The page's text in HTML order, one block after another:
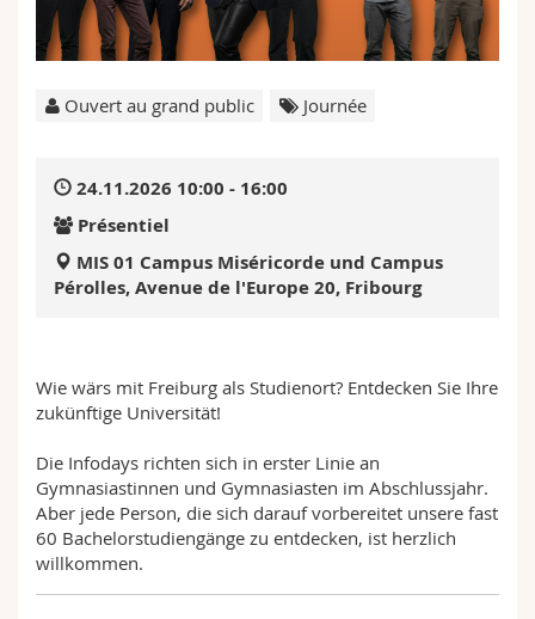
Sciences et médecine
Collaborateurs
Webmail
Ouvert au grand public Journée
24.11.2026 10:00 - 16:00
Présentiel
MIS 01 Campus Miséricorde und Campus
Pérolles, Avenue de l'Europe 20, Fribourg
Wie wärs mit Freiburg als Studienort? Entdecken Sie Ihre
zukünftige Universität!
Die Infodays richten sich in erster Linie an
Gymnasiastinnen und Gymnasiasten im Abschlussjahr.
Aber jede Person, die sich darauf vorbereitet unsere fast
60 Bachelorstudiengänge zu entdecken, ist herzlich
willkommen.